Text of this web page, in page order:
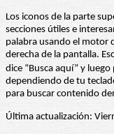
Los iconos de la parte
secciones útiles e
palabra usando el motor
derecha de la pantalla.
dice “Busca aquí” y
dependiendo de tu
para buscar contenido
Última actualización: